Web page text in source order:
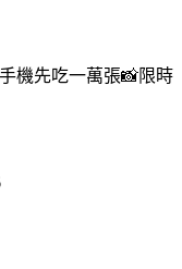
機先吃一萬張📸限時